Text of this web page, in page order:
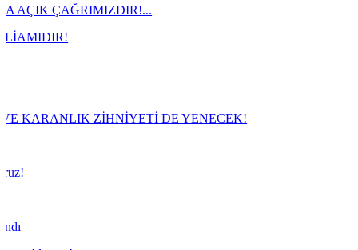
ZİHNİYETİ DE YENECEK!